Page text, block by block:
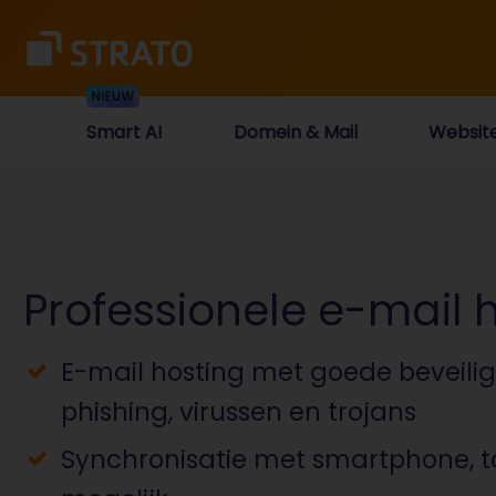
Smart AI Domein & Mail
Professionele e-mail
E-mail hosting met goede
phishing, virussen en trojans
Synchronisatie met smartphone,